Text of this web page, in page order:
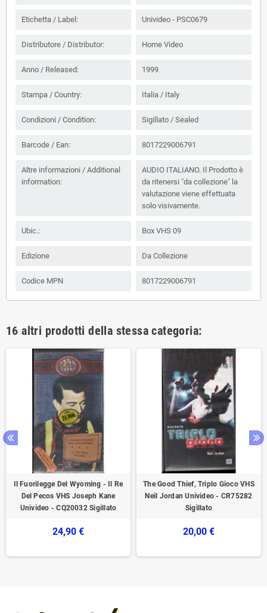
Etichetta / Label: Univideo - PSC0679
Distributore / Distributor: Home Video
Anno / Released: 1999
Stampa / Country: Italia / Italy
Condizioni / Condition: Sigillato / Sealed
Barcode / Ean: 8017229006791
Altre informazioni / Additional
information:
AUDIO ITALIANO. Il Prodotto è
da ritenersi "da collezione" la
valutazione viene effettuata
solo visivamente.
Ubic.: Box VHS 09
Edizione Da Collezione
Codice MPN 8017229006791
16 altri prodotti della stessa categoria:
Il Fuorilegge Del Wyoming - Il Re
Del Pecos VHS Joseph Kane
Univideo - CQ20032 Sigillato
24,90 €
The Good Thief, Triplo Gioco VHS
Neil Jordan Univideo - CR75282
Sigillato
20,00 €